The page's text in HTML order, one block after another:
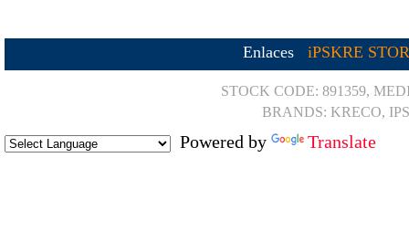
Enlaces iPSKRE
STOCK CODE: 891359,
BRANDS: KRECO,
Powered by Translate